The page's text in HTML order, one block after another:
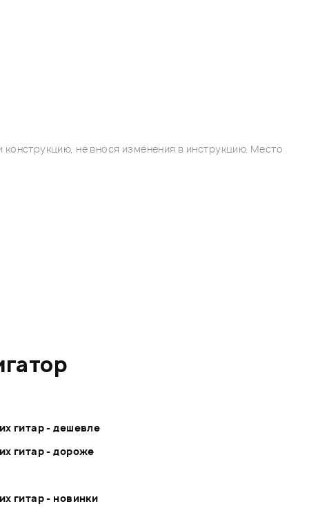
не внося изменения в инструкцию. Место
гитар - дешевле
гитар - дороже
гитар - новинки